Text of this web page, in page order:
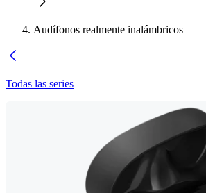
Audífonos realmente inalámbricos
Todas las series